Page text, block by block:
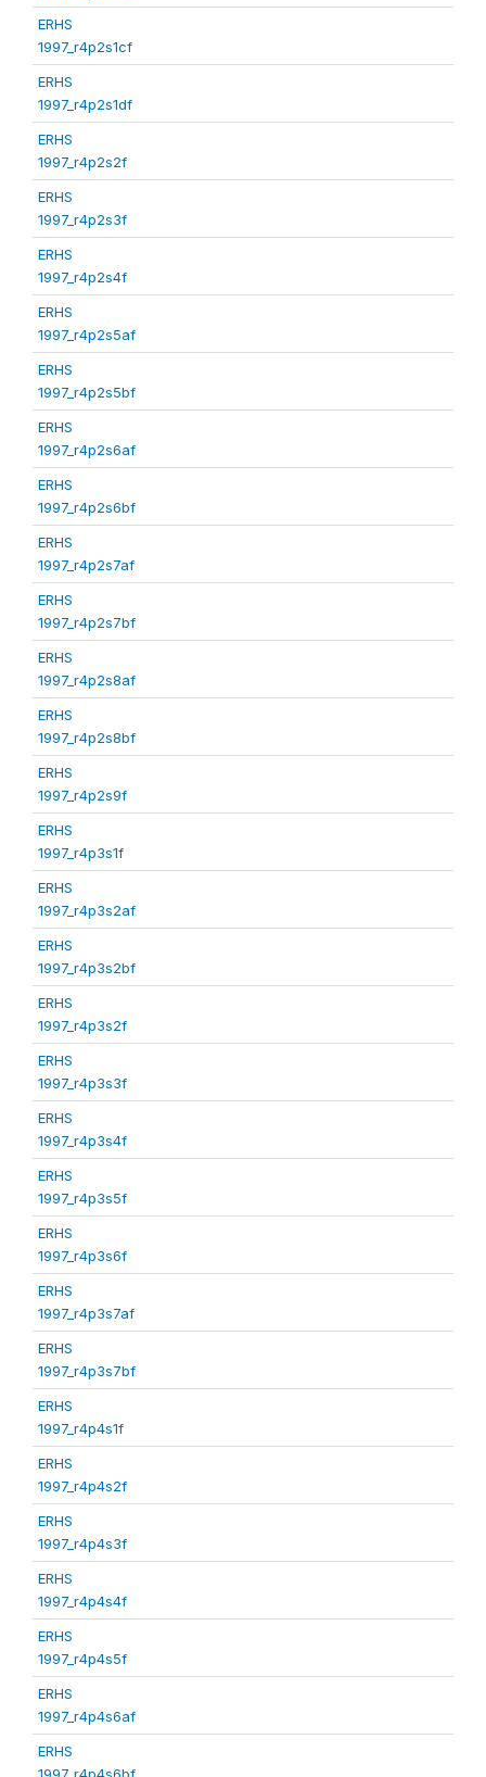
ERHS
1997_r4p2s1cf
ERHS
1997_r4p2s1df
ERHS
1997_r4p2s2f
ERHS
1997_r4p2s3f
ERHS
1997_r4p2s4f
ERHS
1997_r4p2s5af
ERHS
1997_r4p2s5bf
ERHS
1997_r4p2s6af
ERHS
1997_r4p2s6bf
ERHS
1997_r4p2s7af
ERHS
1997_r4p2s7bf
ERHS
1997_r4p2s8af
ERHS
1997_r4p2s8bf
ERHS
1997_r4p2s9f
ERHS
1997_r4p3s1f
ERHS
1997_r4p3s2af
ERHS
1997_r4p3s2bf
ERHS
1997_r4p3s2f
ERHS
1997_r4p3s3f
ERHS
1997_r4p3s4f
ERHS
1997_r4p3s5f
ERHS
1997_r4p3s6f
ERHS
1997_r4p3s7af
ERHS
1997_r4p3s7bf
ERHS
1997_r4p4s1f
ERHS
1997_r4p4s2f
ERHS
1997_r4p4s3f
ERHS
1997_r4p4s4f
ERHS
1997_r4p4s5f
ERHS
1997_r4p4s6af
ERHS
1997_r4p4s6bf